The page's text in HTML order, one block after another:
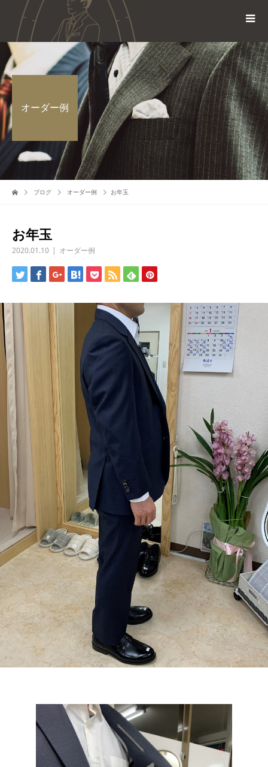
オーダー例
ブログ オーダー例 お年玉
お年玉
2020.01.10 オーダー例